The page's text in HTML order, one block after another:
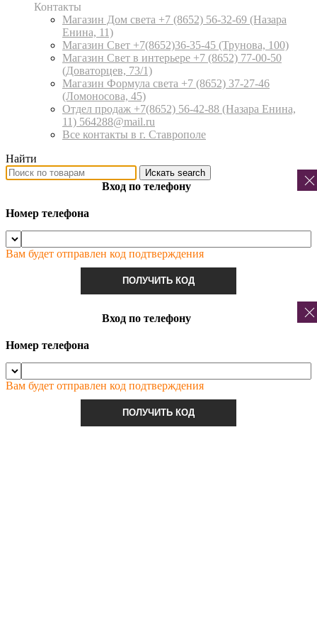
Контакты
Магазин Дом света +7 (8652) 56-32-69 (Назара
Енина, 11)
Магазин Свет +7(8652)36-35-45 (Трунова, 100)
Магазин Свет в интерьере +7 (8652) 77-00-50
(Доваторцев, 73/1)
Магазин Формула света +7 (8652) 37-27-46
(Ломоносова, 45)
Отдел продаж +7(8652) 56-42-88 (Назара Енина,
11) 564288@mail.ru
Все контакты в г. Ставрополе
Найти
Искать search
Вход по телефону
Номер телефона
Вам будет отправлен код подтверждения
ПОЛУЧИТЬ КОД
Вход по телефону
Номер телефона
Вам будет отправлен код подтверждения
ПОЛУЧИТЬ КОД